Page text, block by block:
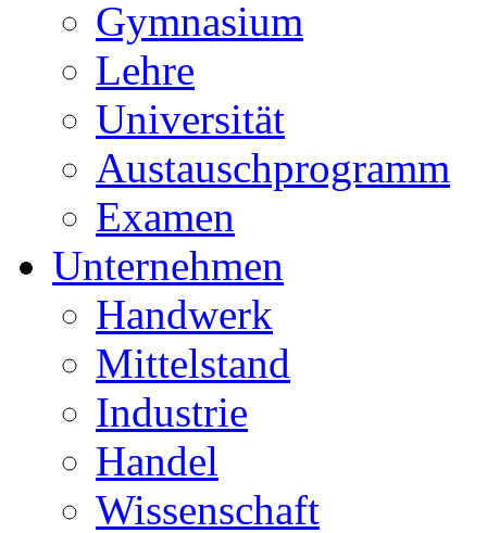
Gymnasium
Lehre
Universität
Austauschprogramm
Examen
Unternehmen
Handwerk
Mittelstand
Industrie
Handel
Wissenschaft